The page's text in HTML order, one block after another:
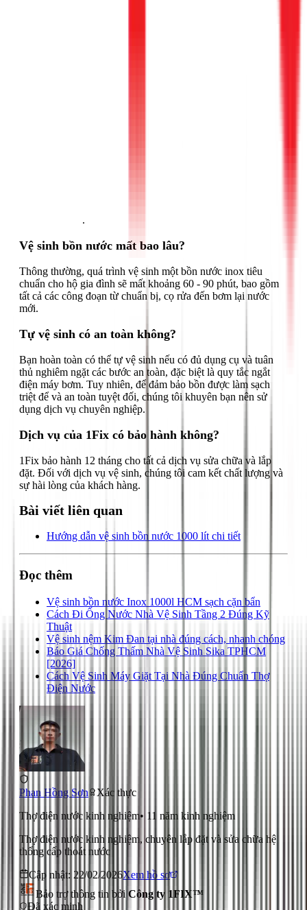
.
Vệ sinh bồn nước mất bao lâu?
Thông thường, quá trình vệ sinh một bồn nước inox tiêu
chuẩn cho hộ gia đình sẽ mất khoảng 60 - 90 phút, bao gồm
tất cả các công đoạn từ chuẩn bị, cọ rửa đến bơm lại nước
mới.
Tự vệ sinh có an toàn không?
Bạn hoàn toàn có thể tự vệ sinh nếu có đủ dụng cụ và tuân
thủ nghiêm ngặt các bước an toàn, đặc biệt là quy tắc ngắt
điện máy bơm. Tuy nhiên, để đảm bảo bồn được làm sạch
triệt để và an toàn tuyệt đối, chúng tôi khuyên bạn nên sử
dụng dịch vụ chuyên nghiệp.
Dịch vụ của 1Fix có bảo hành không?
1Fix bảo hành 12 tháng cho tất cả dịch vụ sửa chữa và lắp
đặt. Đối với dịch vụ vệ sinh, chúng tôi cam kết chất lượng và
sự hài lòng của khách hàng.
Bài viết liên quan
Hướng dẫn vệ sinh bồn nước 1000 lít chi tiết
Đọc thêm
Vệ sinh bồn nước Inox 1000l HCM sạch cặn bẩn
Cách Đi Ống Nước Nhà Vệ Sinh Tầng 2 Đúng Kỹ
Thuật
Vệ sinh nệm Kim Đan tại nhà đúng cách, nhanh chóng
Báo Giá Chống Thấm Nhà Vệ Sinh Sika TPHCM
[2026]
Cách Vệ Sinh Máy Giặt Tại Nhà Đúng Chuẩn Thợ
Điện Nước
Phan Hồng Sơn
Xác thực
Thợ điện nước kinh nghiệm• 11 năm kinh nghiệm
Thợ điện nước kinh nghiệm, chuyên lắp đặt và sửa chữa hệ
thống cấp thoát nước
Cập nhật: 22/02/2026Xem hồ sơ
Bảo trợ thông tin bởi Công ty 1FIX™
Đã xác minh